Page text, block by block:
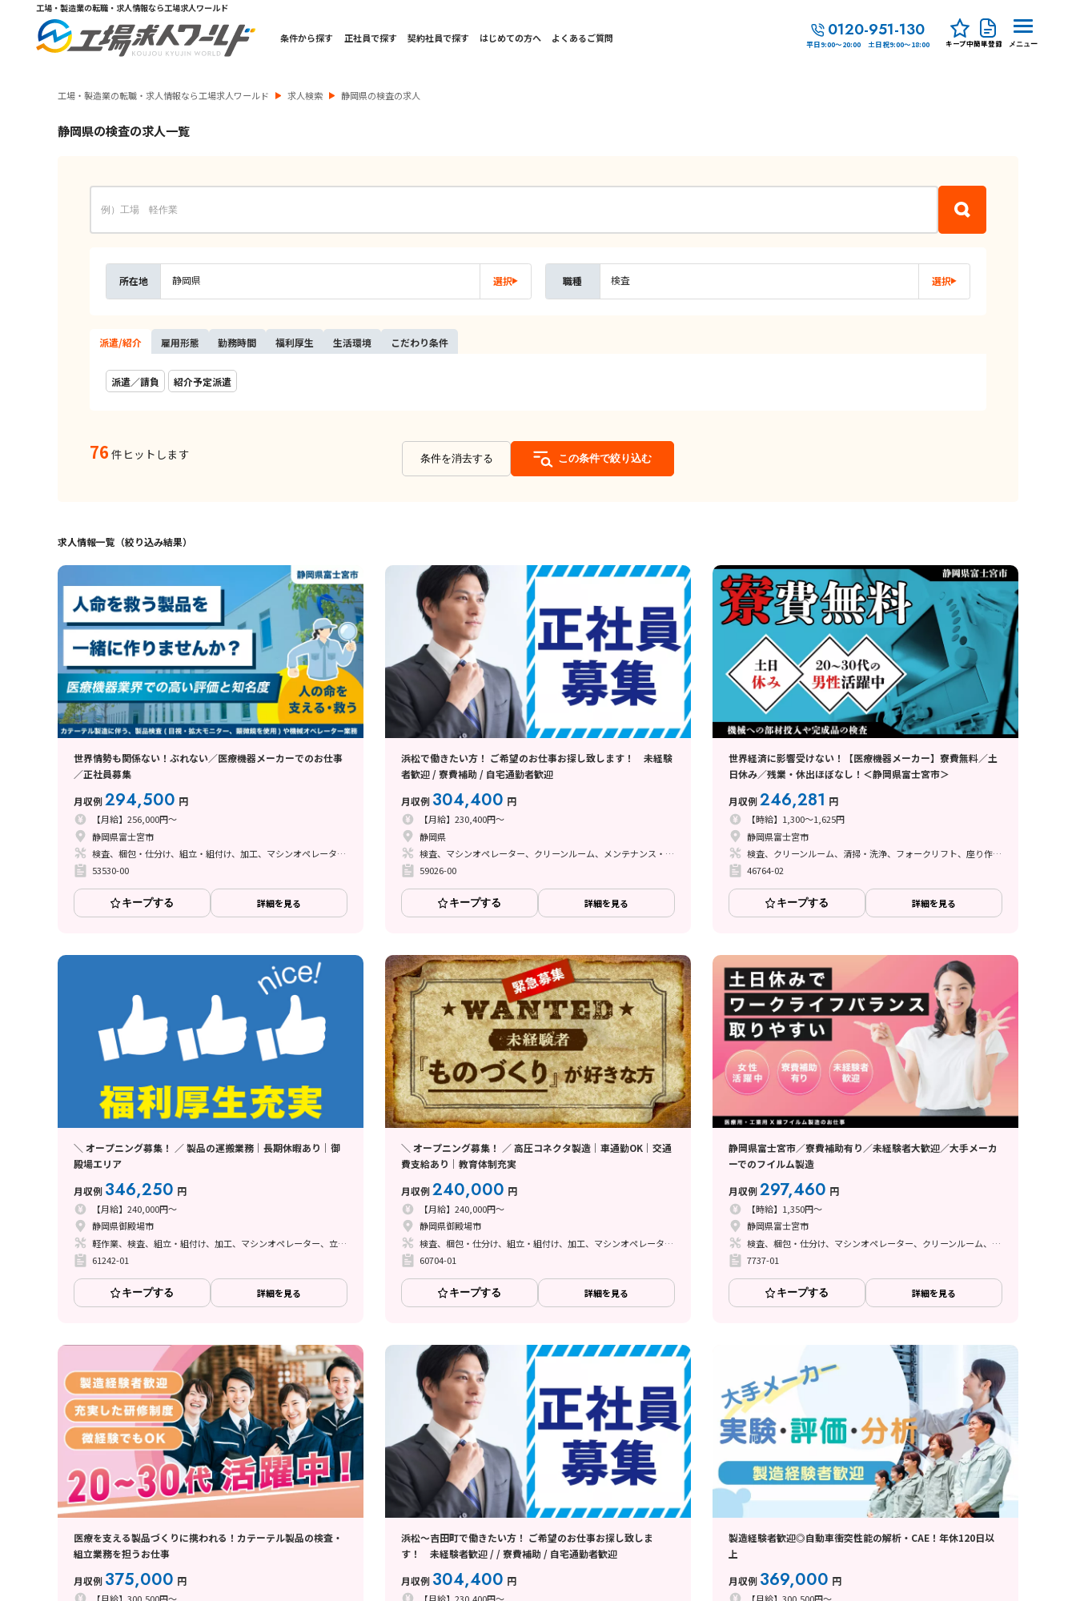
工場・製造業の転職・求人情報なら工場求人ワールド
条件から探す 正社員で探す 契約社員で探す はじめての方へ よくあるご質問 0120-951-130
平日9:00～20:00 土日祝9:00～18:00 キープ中簡単登録 メニュー
工場・製造業の転職・求人情報なら工場求人ワールド 求人検索 静岡県の検査の求人
静岡県の検査の求人一覧
所在地 静岡県 選択 職種 検査 選択
派遣/紹介 雇用形態 勤務時間 福利厚生 生活環境 こだわり条件
派遣／請負 紹介予定派遣
76 件ヒットします 条件を消去する この条件で絞り込む
求人情報一覧（絞り込み結果）
世界情勢も関係ない！ぶれない／医療機器メーカーでのお仕事
／正社員募集
月収例294,500 円
【月給】256,000円～
静岡県富士宮市
検査、梱包・仕分け、組立・組付け、加工、マシンオペレーター、クリーンルーム、ライン作業、立ち作業
53530-00
キープする 詳細を見る
浜松で働きたい方！ ご希望のお仕事お探し致します！ 未経験
者歓迎 / 寮費補助 / 自宅通勤者歓迎
月収例 304,400 円
【月給】230,400円～
静岡県
検査、マシンオペレーター、クリーンルーム、メンテナンス・保全
59026-00
キープする 詳細を見る
世界経済に影響受けない！【医療機器メーカー】寮費無料／土
日休み／残業・休出ほぼなし！＜静岡県富士宮市＞
月収例246,281 円
【時給】1,300～1,625円
静岡県富士宮市
検査、クリーンルーム、清掃・洗浄、フォークリフト、座り作業、立ち作業、その他
46764-02
キープする 詳細を見る
＼ オープニング募集！ ／ 製品の運搬業務｜長期休暇あり｜御
殿場エリア
月収例 346,250 円
【月給】240,000円～
静岡県御殿場市
軽作業、検査、組立・組付け、加工、マシンオペレーター、立ち作業
61242-01
キープする 詳細を見る
＼ オープニング募集！ ／ 高圧コネクタ製造｜車通勤OK｜交通
費支給あり｜教育体制充実
月収例240,000 円
【月給】240,000円～
静岡県御殿場市
検査、梱包・仕分け、組立・組付け、加工、マシンオペレーター、清掃・洗浄、座り作業、立ち作業
60704-01
キープする 詳細を見る
静岡県富士宮市／寮費補助有り／未経験者大歓迎／大手メーカ
ーでのフイルム製造
月収例297,460 円
【時給】1,350円～
静岡県富士宮市
検査、梱包・仕分け、マシンオペレーター、クリーンルーム、清掃・洗浄、座り作業、立ち作業
7737-01
キープする 詳細を見る
医療を支える製品づくりに携われる！カテーテル製品の検査・
組立業務を担うお仕事
月収例 375,000 円
浜松～吉田町で働きたい方！ ご希望のお仕事お探し致しま
す！ 未経験者歓迎 / / 寮費補助 / 自宅通勤者歓迎
月収例 304,400 円
製造経験者歓迎◎自動車衝突性能の解析・CAE！年休120日以
上
月収例 369,000 円